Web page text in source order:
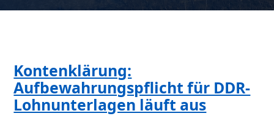
Kontenklärung:
Aufbewahrungspflicht für DDR-
Lohnunterlagen läuft aus